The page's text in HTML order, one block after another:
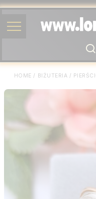
HOME / BIŻUTERIA /